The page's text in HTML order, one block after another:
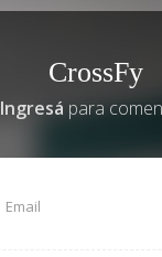
CrossFy
Ingresá para